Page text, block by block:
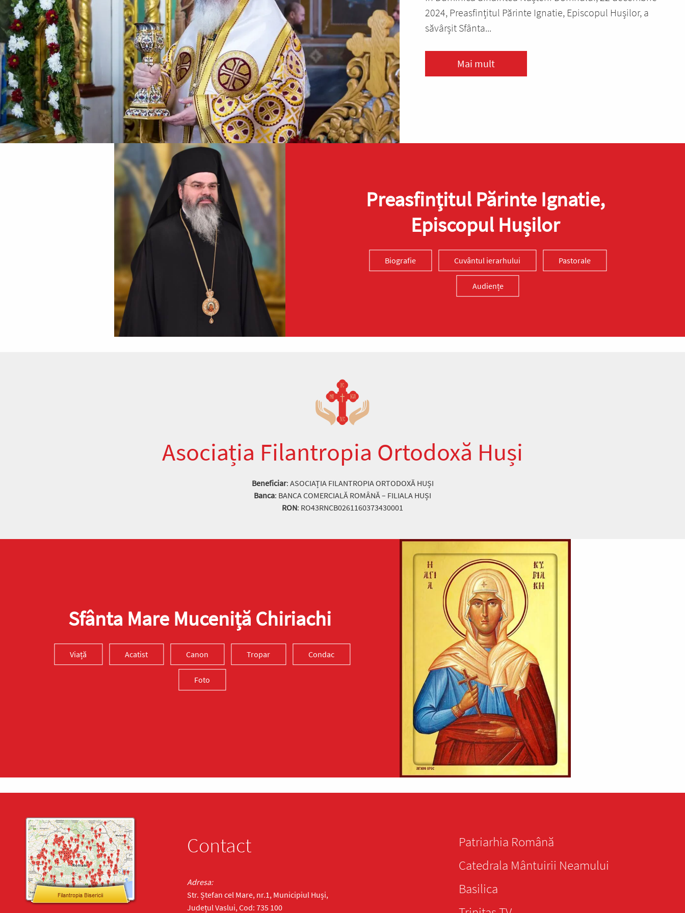
2024, Preasfințitul Părinte Ignatie, Episcopul Hușilor, a
săvârșit Sfânta...
Mai mult
Preasfinţitul Părinte Ignatie,
Episcopul Hușilor
Biografie Cuvântul ierarhului Pastorale
Audiențe
Asociația Filantropia Ortodoxă Huși
Beneficiar: ASOCIAȚIA FILANTROPIA ORTODOXĂ HUȘI
Banca: BANCA COMERCIALĂ ROMÂNĂ – FILIALA HUȘI
RON: RO43RNCB0261160373430001
Sfânta Mare Muceniță Chiriachi
Viață Acatist Canon Tropar Condac
Foto
Contact
Adresa:
Str. Ștefan cel Mare, nr.1, Municipiul Huși,
Județul Vaslui, Cod: 735 100
Patriarhia Română
Catedrala Mântuirii Neamului
Basilica